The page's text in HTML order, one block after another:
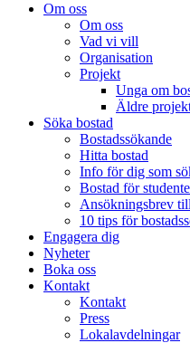
Om oss
Om oss
Vad vi vill
Organisation
Projekt
Unga om
Äldre
Söka bostad
Bostadssökande
Hitta bostad
Info för dig som
Bostad för
Ansökningsbrev
10 tips för
Engagera dig
Nyheter
Boka oss
Kontakt
Kontakt
Press
Lokalavdelningar